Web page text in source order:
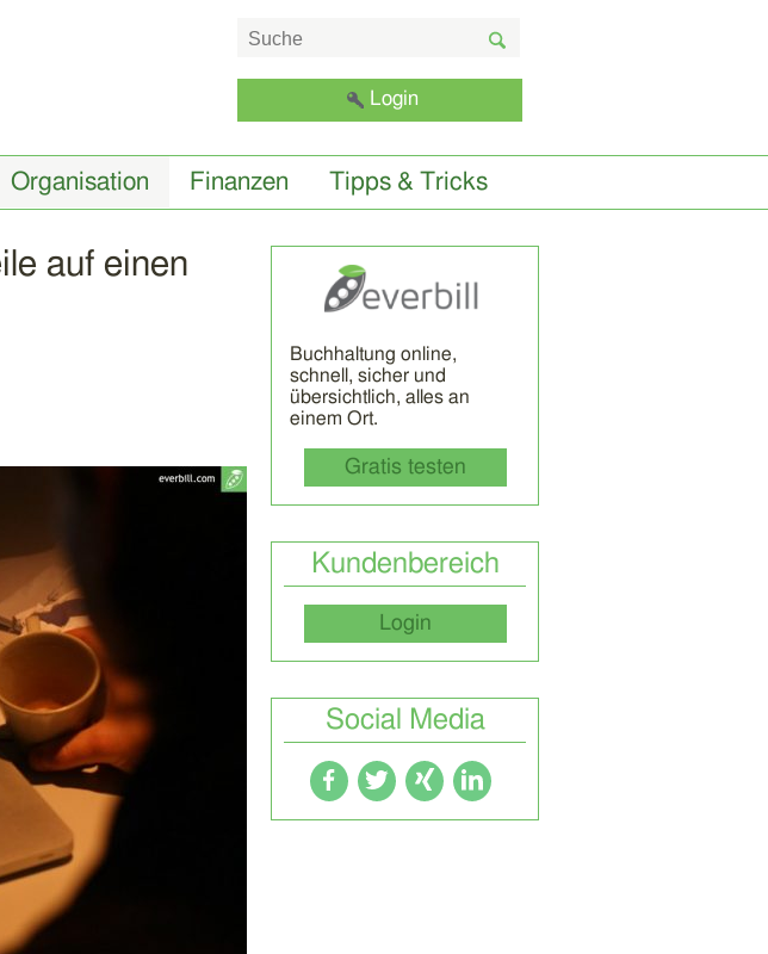
Login
Organisation Finanzen Tipps & Tricks
auf einen
Buchhaltung online,
schnell, sicher und
übersichtlich, alles an
einem Ort.
Gratis testen
Kundenbereich
Login
Social Media